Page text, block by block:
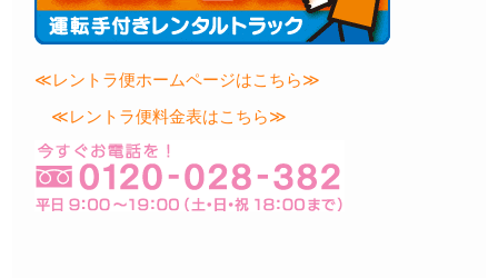
≪レントラ便ホームページはこちら≫
≪レントラ便料金表はこちら≫